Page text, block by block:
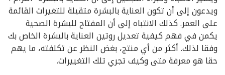
ويدعون إلى أن تكون العناية بالبشرة متقبلة للتغيرات القائمة
على العمر. كذلك الانتباه إلى أن المفتاح للبشرة الصحية
يكمن في فهم كيفية تعديل روتين العناية بالبشرة الخاص بك
وفقا لذلك. أكثر من أي منتج، بغض النظر عن تكلفته، ما يهم
حقا هو معرفة متى وكيف تجري تلك التغييرات.